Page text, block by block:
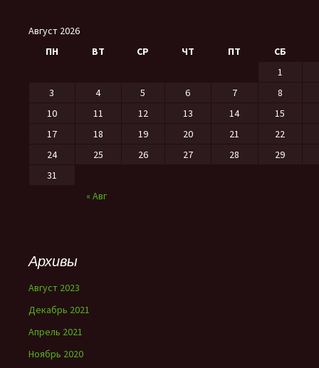
Август 2026
ПН
ВТ СР ЧТ ПТ СБ
« Авг
1
3
4 5 6 7
8
10
11 12 13 14
15
17
18 19 20 21
22
24
25 26 27 28
29
31
Архивы
Август 2023
Декабрь 2021
Апрель 2021
Ноябрь 2020